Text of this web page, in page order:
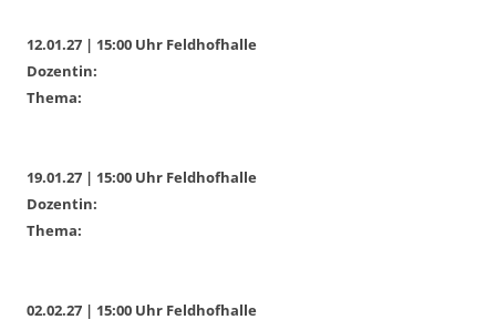
12.01.27 | 15:00 Uhr Feldhofhalle
Dozentin:
Thema:
19.01.27 | 15:00 Uhr Feldhofhalle
Dozentin:
Thema:
02.02.27 | 15:00 Uhr Feldhofhalle